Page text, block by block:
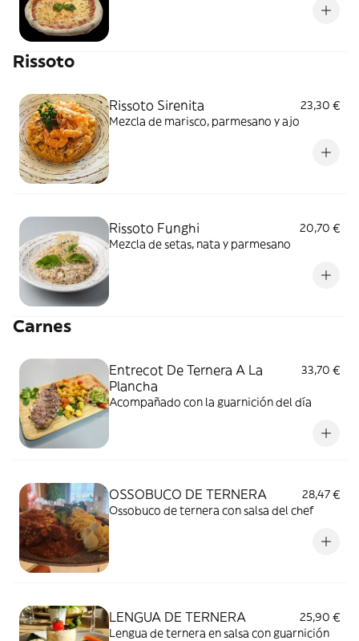
Rissoto
Rissoto Sirenita
23,30 €
Mezcla de marisco, parmesano y ajo
Rissoto Funghi
20,70 €
Mezcla de setas, nata y parmesano
Carnes
Entrecot De Ternera A La
Plancha
33,70 €
Acompañado con la guarnición del día
OSSOBUCO DE TERNERA
28,47 €
Ossobuco de ternera con salsa del chef
LENGUA DE TERNERA
25,90 €
Lengua de ternera en salsa con guarnición